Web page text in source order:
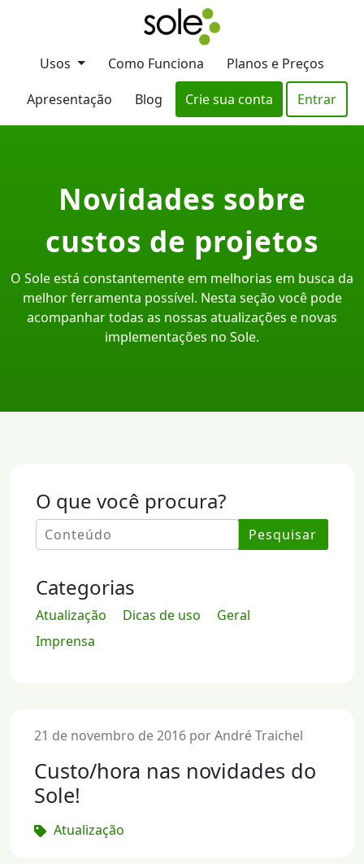
Usos Como Funciona
Planos e Preços
Apresentação
Blog Crie sua conta Entrar
Novidades sobre
custos de projetos
O Sole está constantemente em melhorias em busca da
melhor ferramenta possível. Nesta seção você pode
acompanhar todas as nossas atualizações e novas
implementações no Sole.
O que você procura?
Pesquisar
Categorias
Atualização Dicas de uso
Geral
Imprensa
21 de novembro de 2016 por André Traichel
Custo/hora nas novidades do
Sole!
Atualização